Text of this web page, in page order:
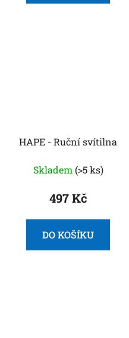
HAPE - Ruční svítilna
Skladem (>5 ks)
497 Kč
DO KOŠÍKU